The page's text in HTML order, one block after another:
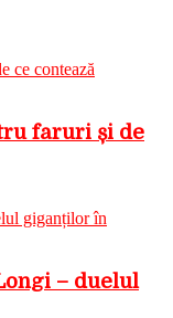
faruri și de
– duelul